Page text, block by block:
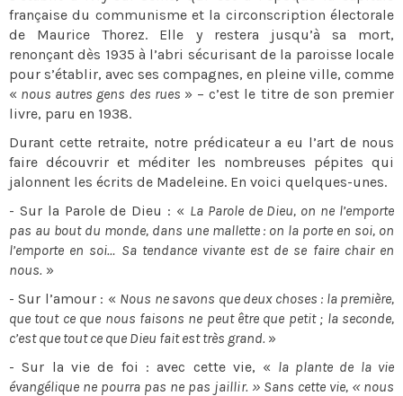
française du communisme et la circonscription électorale
de Maurice Thorez. Elle y restera jusqu’à sa mort,
renonçant dès 1935 à l’abri sécurisant de la paroisse locale
pour s’établir, avec ses compagnes, en pleine ville, comme
« nous autres gens des rues » – c’est le titre de son premier
livre, paru en 1938.
Durant cette retraite, notre prédicateur a eu l’art de nous
faire découvrir et méditer les nombreuses pépites qui
jalonnent les écrits de Madeleine. En voici quelques-unes.
- Sur la Parole de Dieu : « La Parole de Dieu, on ne l’emporte
pas au bout du monde, dans une mallette : on la porte en soi, on
l’emporte en soi… Sa tendance vivante est de se faire chair en
nous. »
- Sur l’amour : « Nous ne savons que deux choses : la première,
que tout ce que nous faisons ne peut être que petit ; la seconde,
c’est que tout ce que Dieu fait est très grand. »
- Sur la vie de foi : avec cette vie, « la plante de la vie
évangélique ne pourra pas ne pas jaillir. » Sans cette vie, « nous